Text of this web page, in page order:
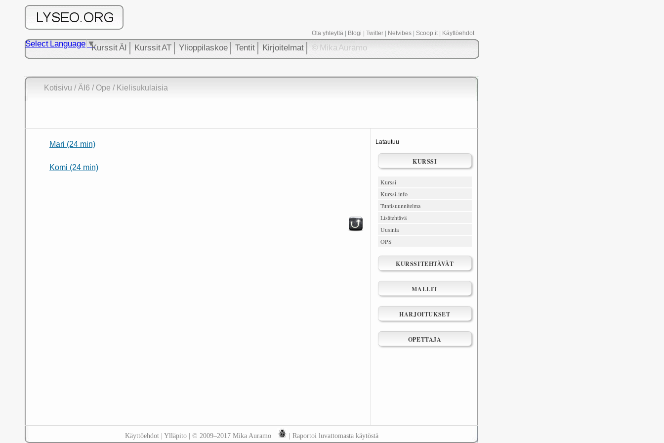
Ota yhteyttä Blogi Twitter Netvibes Scoop.it| Käyttöehdot
Kurssit ÄI Kurssit AT Ylioppilaskoe Tentit Kirjoitelmat © Mika Auramo
Select Language ▼
Kotisivu / ÄI6 / Ope / Kielisukulaisia
Latautuu
KURSSI
Kurssi
Kurssi-info
Tuntisuunnitelma
Lisätehtävä
Uusinta
OPS
KURSSITEHTÄVÄT
MALLIT
HARJOITUKSET
OPETTAJA
Mari (24 min)
Komi (24 min)
Käyttöehdot| Ylläpito| © 2009–2017 Mika Auramo | Raportoi luvattomasta käytöstä